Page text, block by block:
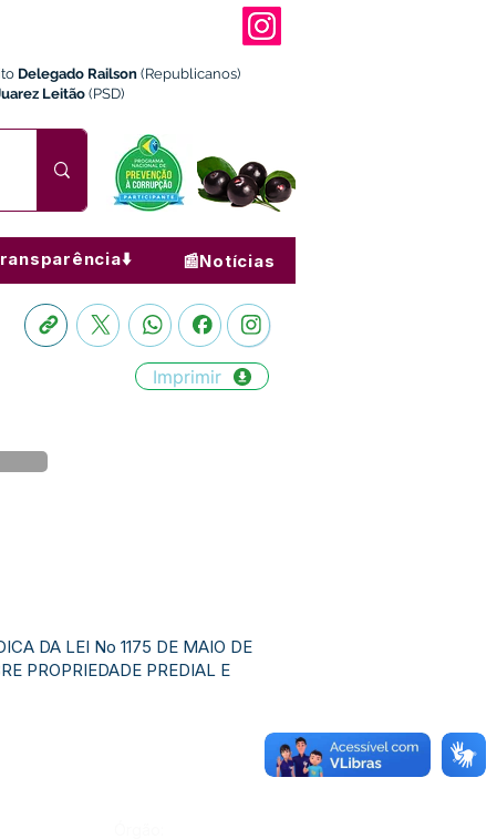
Delegado Railson (Republicanos)
Leitão (PSD)
📰Notícias
Imprimir
DA LEI No 1175 DE MAIO DE
PROPRIEDADE PREDIAL E